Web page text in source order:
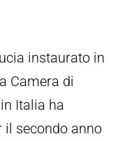
instaurato in
Camera di
Italia ha
il secondo anno